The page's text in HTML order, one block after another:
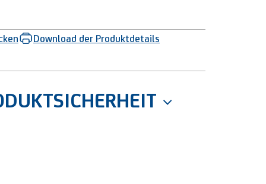
Download der Produktdetails